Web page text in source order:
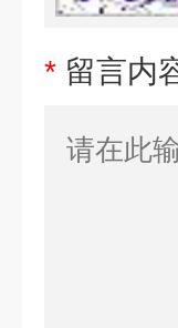
* 留言内